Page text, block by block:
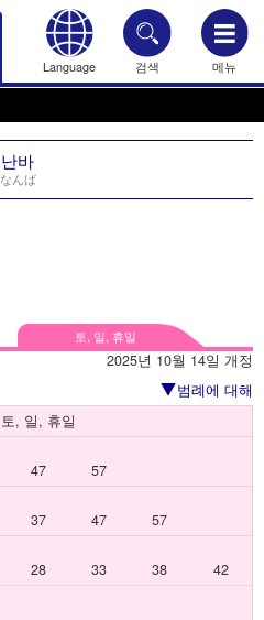
Language 검색 메뉴
난바
なんば
토, 일, 휴일
2025년 10월 14일 개정
범례에 대해
토, 일, 휴일
47
57
37 47 57
28 33 38 42